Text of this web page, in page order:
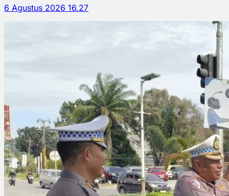
6 Agustus 2026 16.27